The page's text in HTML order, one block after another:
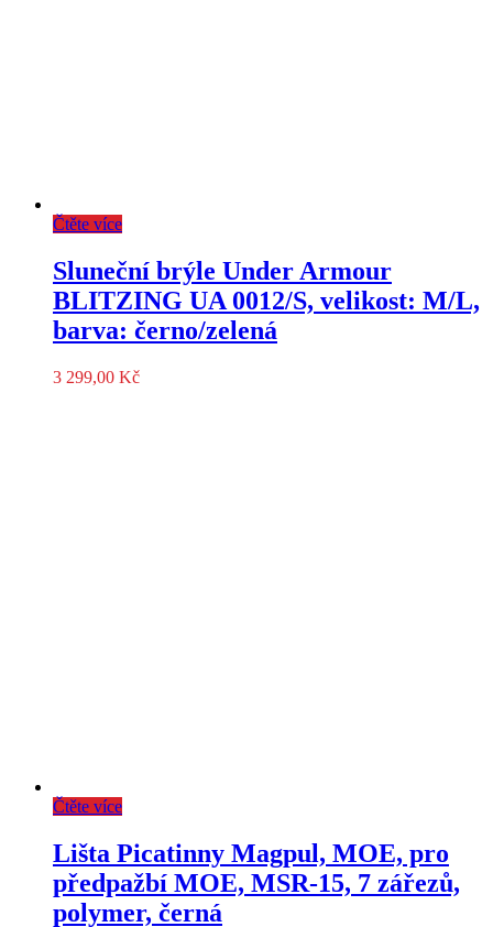
Čtěte více
Sluneční brýle Under Armour
BLITZING UA 0012/S, velikost: M/L,
barva: černo/zelená
3 299,00 Kč
Čtěte více
Lišta Picatinny Magpul, MOE, pro
předpažbí MOE, MSR-15, 7 zářezů,
polymer, černá